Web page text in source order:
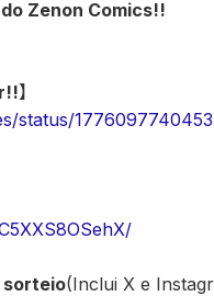
Zenon Comics!!
】
status/
sorteio(Inclui X e